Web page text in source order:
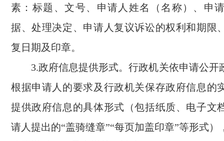
素：标题、文号、申请人姓名（名称）、申
据、处理决定、申请人复议诉讼的权利和期限
复日期及印章。
3.政府信息提供形式。行政机关依申请公开
根据申请人的要求及行政机关保存政府信息的
提供政府信息的具体形式（包括纸质、电子文
请人提出的“盖骑缝章”“每页加盖印章”等形式）